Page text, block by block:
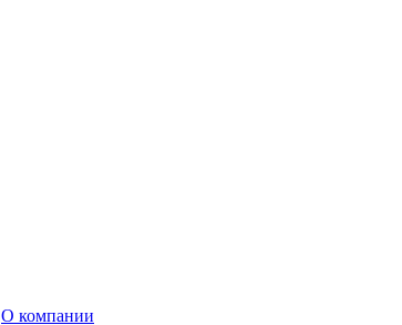
О компании